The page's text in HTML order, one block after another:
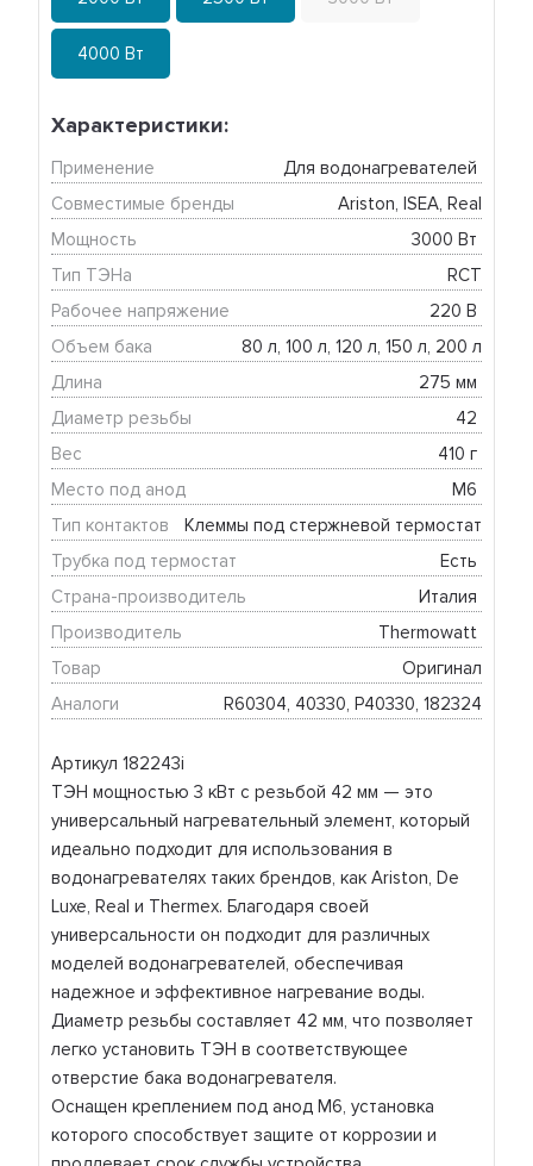
Артикул 182243i
ТЭН мощностью 3 кВт с резьбой 42 мм — это
универсальный нагревательный элемент, который
идеально подходит для использования в
водонагревателях таких брендов, как Ariston, De
Luxe, Real и Thermex. Благодаря своей
универсальности он подходит для различных
моделей водонагревателей, обеспечивая
надежное и эффективное нагревание воды.
Диаметр резьбы составляет 42 мм, что позволяет
легко установить ТЭН в соответствующее
отверстие бака водонагревателя.
Оснащен креплением под анод М6, установка
которого способствует защите от коррозии и
4000 Вт
Характеристики:
Применение
Для водонагревателей
Совместимые бренды
Ariston, ISEA, Real
Мощность
3000 Вт
Тип ТЭНа
RCT
Рабочее напряжение
220 В
Объем бака
80 л, 100 л, 120 л, 150 л, 200 л
Длина
275 мм
Диаметр резьбы
42
Вес
410 г
Место под анод
М6
Тип контактов
Клеммы под стержневой термостат
Трубка под термостат
Есть
Страна-производитель
Италия
Производитель
Thermowatt
Товар
Оригинал
Аналоги
R60304, 40330, P40330, 182324